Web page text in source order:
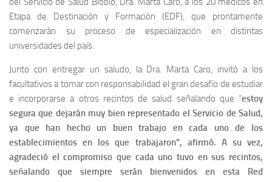
Etapa de Destinación y Formación (EDF), que prontamente
comenzarán su proceso de especialización en distintas
universidades del país.
Junto con entregar un saludo, la Dra. Marta Caro, invitó a los
facultativos a tomar con responsabilidad el gran desafío de estudiar
e incorporarse a otros recintos de salud señalando que “estoy
segura que dejarán muy bien representado el Servicio de Salud,
ya que han hecho un buen trabajo en cada uno de los
establecimientos en los que trabajaron”, afirmó. A su vez,
agradeció el compromiso que cada uno tuvo en sus recintos,
señalando que siempre serán bienvenidos en esta Red